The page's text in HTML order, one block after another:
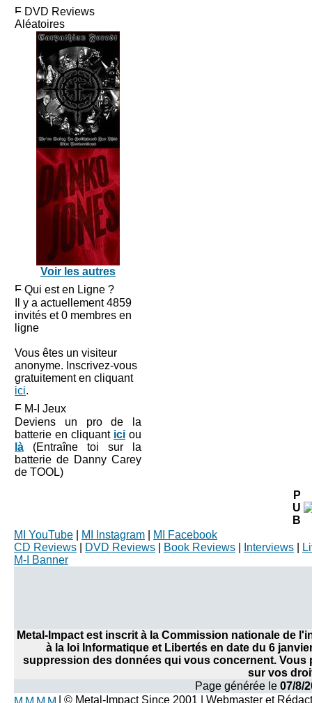
DVD Reviews
Aléatoires
Voir les autres
Qui est en Ligne ?
Il y a actuellement 4859
invités et 0 membres en
ligne
Vous êtes un visiteur
anonyme. Inscrivez-vous
gratuitement en cliquant
ici.
M-I Jeux
Deviens un pro de la
batterie en cliquant ici ou
là (Entraîne toi sur la
batterie de Danny Carey
de TOOL)
P
U
B
MI YouTube
MI Instagram
MI Facebook
CD Reviews
DVD Reviews Book Reviews Interviews
M-I Banner
Metal-Impact est inscrit à la Commission nationale de
à la loi Informatique et Libertés en date du 6
suppression des données qui vous concernent.
sur vos
Page générée le 07/8/
| © Metal-Impact Since 2001 | Webmaster et